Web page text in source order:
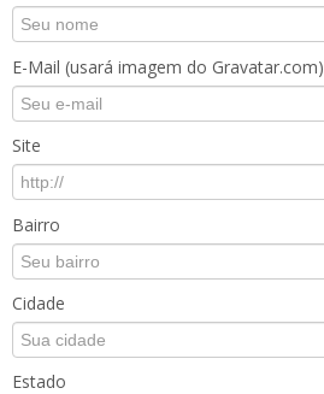
E-Mail (usará imagem do Gravatar.com)
Site
Bairro
Cidade
Estado